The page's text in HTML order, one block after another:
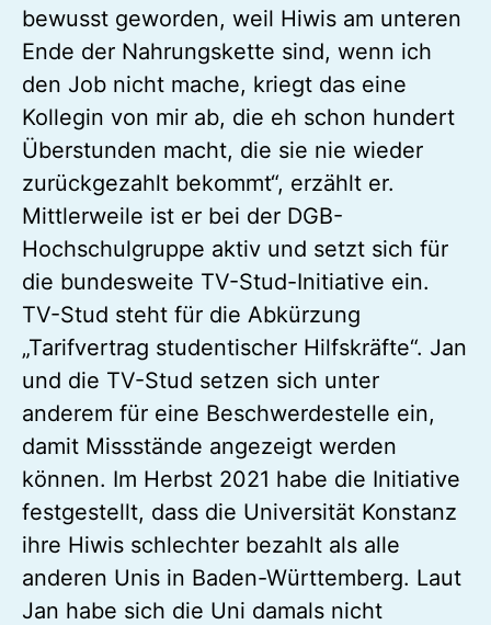
bewusst geworden, weil Hiwis am unteren
Ende der Nahrungskette sind, wenn ich
den Job nicht mache, kriegt das eine
Kollegin von mir ab, die eh schon hundert
Überstunden macht, die sie nie wieder
zurückgezahlt bekommt“, erzählt er.
Mittlerweile ist er bei der DGB-
Hochschulgruppe aktiv und setzt sich für
die bundesweite TV-Stud-Initiative ein.
TV-Stud steht für die Abkürzung
„Tarifvertrag studentischer Hilfskräfte“. Jan
und die TV-Stud setzen sich unter
anderem für eine Beschwerdestelle ein,
damit Missstände angezeigt werden
können. Im Herbst 2021 habe die Initiative
festgestellt, dass die Universität Konstanz
ihre Hiwis schlechter bezahlt als alle
anderen Unis in Baden-Württemberg. Laut
Jan habe sich die Uni damals nicht